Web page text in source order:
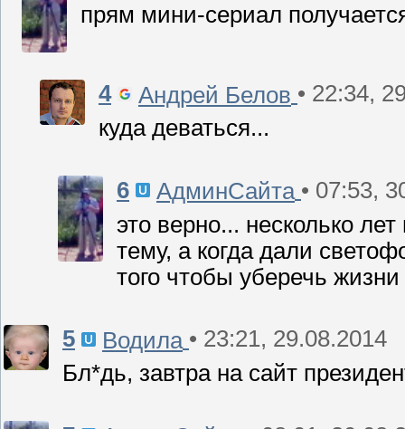
прям мини-сериал
4 Андрей Белов • 22:34,
куда деваться...
6 АдминСайта • 07:53,
это верно... несколько
тему, а когда дали
того чтобы уберечь
5 Водила • 23:21, 29.08.2014
Бл*дь, завтра на сайт